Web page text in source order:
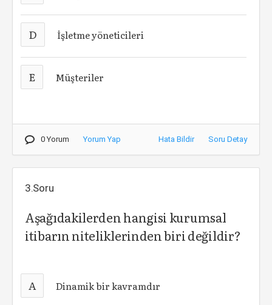
D İşletme yöneticileri
E Müşteriler
0 Yorum Yorum Yap Hata Bildir Soru Detay
3.Soru
Aşağıdakilerden hangisi kurumsal
itibarın niteliklerinden biri değildir?
A Dinamik bir kavramdır